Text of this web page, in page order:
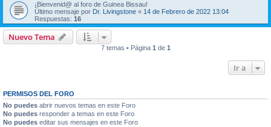
¡Bienvenid@ al foro de Guinea Bissau!
Último mensaje por Dr. Livingstone « 14 de Febrero de 2022 13:04
Respuestas: 16
Nuevo Tema
7 temas • Página 1 de 1
Ir a
PERMISOS DEL FORO
No puedes abrir nuevos temas en este Foro
No puedes responder a temas en este Foro
No puedes editar sus mensajes en este Foro